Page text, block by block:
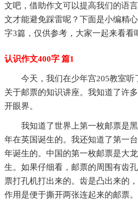
文吧，借助作文可以提高我们的语
文才能避免踩雷呢？下面是小编精
字3篇，仅供参考，大家一起来看看
认识作文400字 篇1
今天，我们在少年宫205教室
关于邮票的知识讲座。我知道了许
开眼界。
我知道了世界上第一枚邮票是
年在英国诞生的。我还知道了第一
年诞生的。中国的第一枚邮票是大
生。如果仔细看，邮票的周围有齿
票打孔机打出来的。齿是凸出来的
作用是便于撕开两张连起来的邮票